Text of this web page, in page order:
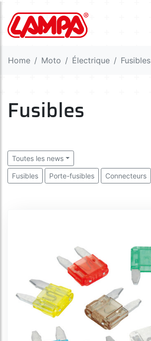
Home Moto Électrique Fusibles
Fusibles
Toutes les news
Fusibles Porte-fusibles Connecteurs